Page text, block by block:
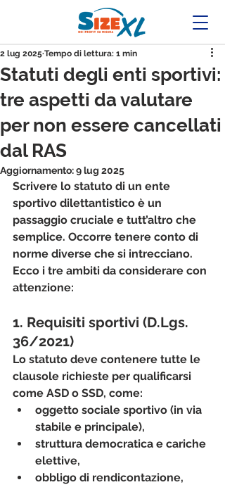
Statuti degli enti sportivi:
tre aspetti da valutare
per non essere cancellati
dal RAS
2 lug 2025 Tempo di lettura: 1 min
Aggiornamento:9 lug 2025
Scrivere lo statuto di un ente
sportivo dilettantistico è un
passaggio cruciale e tutt’altro che
semplice. Occorre tenere conto di
norme diverse che si intrecciano.
Ecco i tre ambiti da considerare con
attenzione:
1. Requisiti sportivi (D.Lgs.
36/2021)
Lo statuto deve contenere tutte le
clausole richieste per qualificarsi
come ASD o SSD, come:
oggetto sociale sportivo (in via
stabile e principale),
struttura democratica e cariche
elettive,
obbligo di rendicontazione,